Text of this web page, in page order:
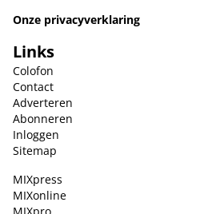
Onze privacyverklaring
Links
Colofon
Contact
Adverteren
Abonneren
Inloggen
Sitemap
MIXpress
MIXonline